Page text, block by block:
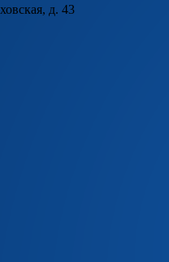
д. 43